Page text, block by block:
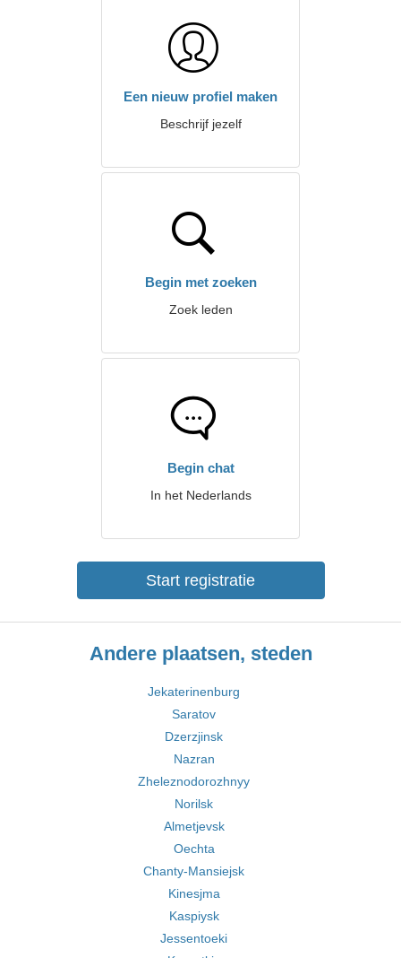
Een nieuw profiel maken
Beschrijf jezelf
Begin met zoeken
Zoek leden
Begin chat
In het Nederlands
Start registratie
Andere plaatsen, steden
Jekaterinenburg
Saratov
Dzerzjinsk
Nazran
Zheleznodorozhnyy
Norilsk
Almetjevsk
Oechta
Chanty-Mansiejsk
Kinesjma
Kaspiysk
Jessentoeki